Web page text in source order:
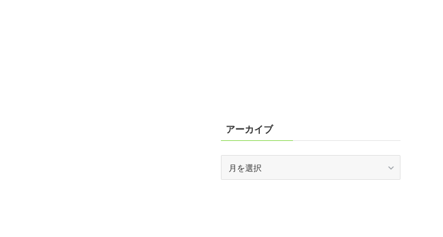
アーカイブ